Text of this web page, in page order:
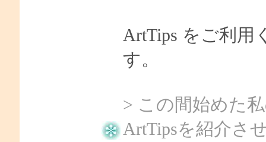
ArtTips をご利用
す。
> この間始めた
ArtTipsを紹介さ